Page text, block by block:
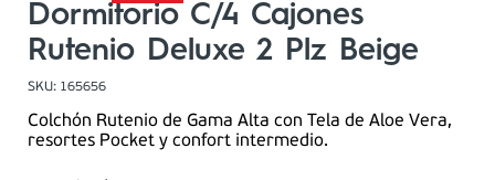
Dormitorio C/4 Cajones
Rutenio Deluxe 2 Plz Beige
SKU: 165656
Colchón Rutenio de Gama Alta con Tela de Aloe Vera,
resortes Pocket y confort intermedio.